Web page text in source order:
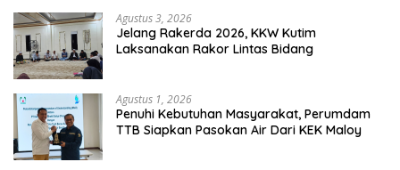
Agustus 3, 2026
Jelang Rakerda 2026, KKW Kutim
Laksanakan Rakor Lintas Bidang
Agustus 1, 2026
Penuhi Kebutuhan Masyarakat, Perumdam
TTB Siapkan Pasokan Air Dari KEK Maloy